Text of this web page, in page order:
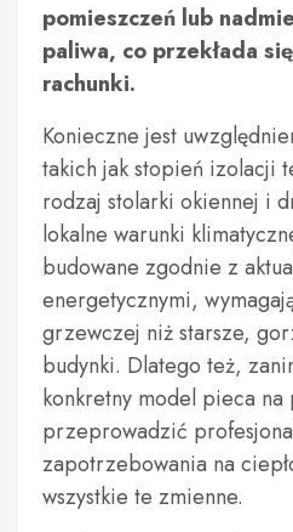
pomieszczeń lub
paliwa, co przekłada
rachunki.
Konieczne jest
takich jak stopień izolacji
rodzaj stolarki okiennej i
lokalne warunki
budowane zgodnie z
energetycznymi,
grzewczej niż starsze,
budynki. Dlatego też,
konkretny model pieca
przeprowadzić
zapotrzebowania na
wszystkie te zmienne.